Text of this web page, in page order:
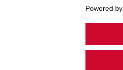
Powered by